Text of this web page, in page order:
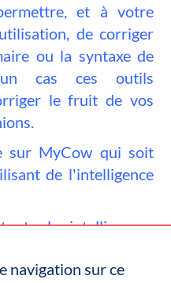
navigation sur ce
et à votre
de corriger
ou la syntaxe de
cas ces outils
le fruit de vos
sur MyCow qui soit
de l'intelligence
les intelligences
dans vos écrits